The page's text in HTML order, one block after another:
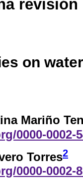
on
Mariño
0000-0002-
Torres2
0000-0002-